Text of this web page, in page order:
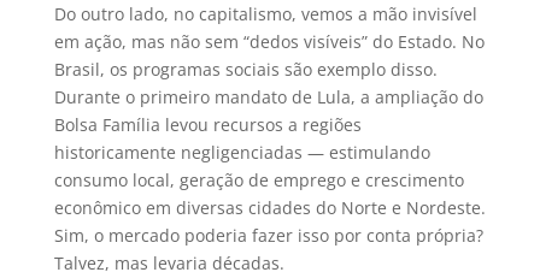
Do outro lado, no capitalismo, vemos a mão invisível
em ação, mas não sem “dedos visíveis” do Estado. No
Brasil, os programas sociais são exemplo disso.
Durante o primeiro mandato de Lula, a ampliação do
Bolsa Família levou recursos a regiões
historicamente negligenciadas — estimulando
consumo local, geração de emprego e crescimento
econômico em diversas cidades do Norte e Nordeste.
Sim, o mercado poderia fazer isso por conta própria?
Talvez, mas levaria décadas.